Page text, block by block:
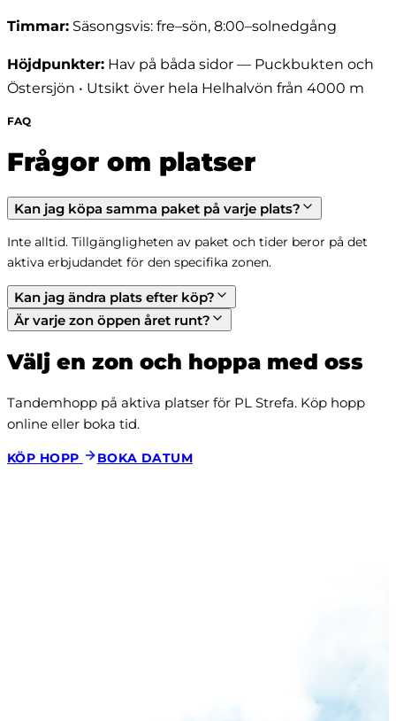
Timmar: Säsongsvis: fre–sön, 8:00–solnedgång
Höjdpunkter: Hav på båda sidor — Puckbukten och
Östersjön • Utsikt över hela Helhalvön från 4000 m
FAQ
Frågor om platser
Kan jag köpa samma paket på varje plats?
Inte alltid. Tillgängligheten av paket och tider beror på det
aktiva erbjudandet för den specifika zonen.
Kan jag ändra plats efter köp?
Är varje zon öppen året runt?
Välj en zon och hoppa med oss
Tandemhopp på aktiva platser för PL Strefa. Köp hopp
online eller boka tid.
KÖP HOPP BOKA DATUM